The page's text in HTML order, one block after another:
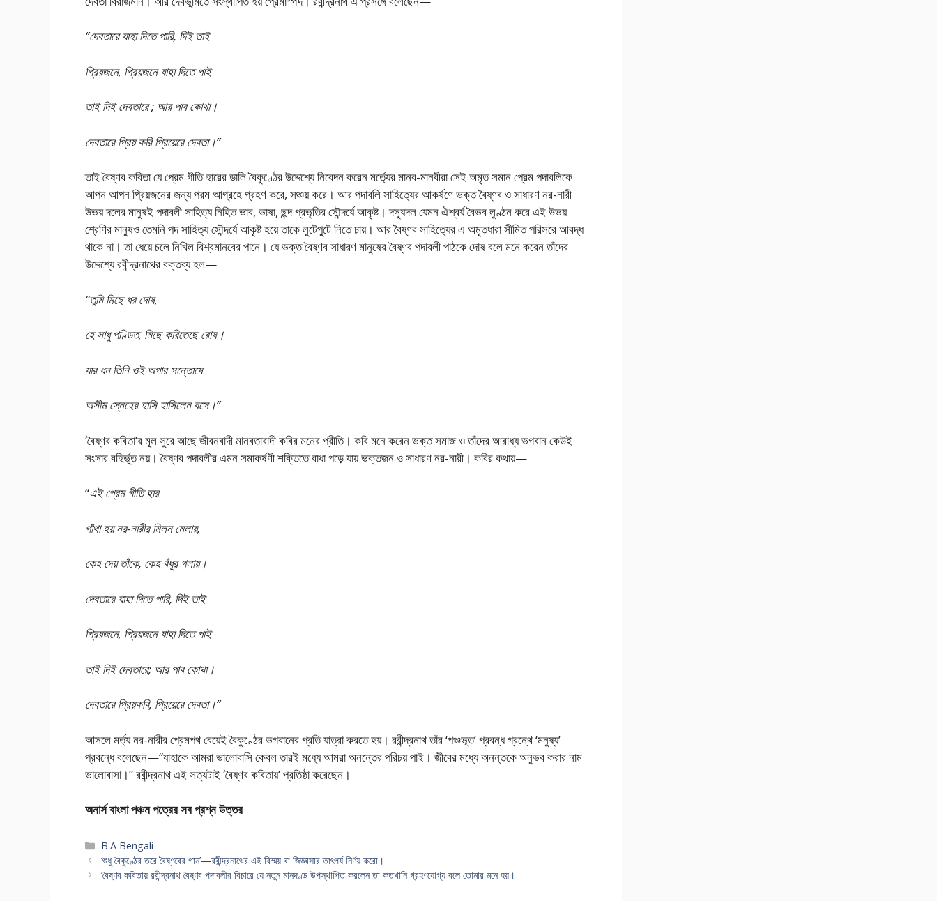
“দেবতারে যাহা দিতে পারি, দিই তাই
প্রিয়জনে, প্রিয়জনে যাহা দিতে পাই
তাই দিই দেবতারে ; আর পাব কোথা।
দেবতারে প্রিয় করি প্রিয়েরে দেবতা।”
তাই বৈষ্ণব কবিতা যে প্রেম গীতি হারের ডালি বৈকুণ্ঠের উদ্দেশ্যে নিবেদন করেন মর্ত্যের মানব-মানবীরা সেই অমৃত সমান প্রেম পদাবলিকে
আপন আপন প্রিয়জনের জন্য পরম আগ্রহে গ্রহণ করে, সঞ্চয় করে। আর পদাবলি সাহিত্যের আকর্ষণে ভক্ত বৈষ্ণব ও সাধারণ নর-নারী
উভয় দলের মানুষই পদাবলী সাহিত্য নিহিত ভাব, ভাষা, ছন্দ প্রভৃতির সৌন্দর্যে আকৃষ্ট। দস্যুদল যেমন ঐশ্বর্য বৈভব লুণ্ঠন করে এই উভয়
শ্রেণির মানুষও তেমনি পদ সাহিত্য সৌন্দর্যে আকৃষ্ট হয়ে তাকে লুটেপুটে নিতে চায়। আর বৈষ্ণব সাহিত্যের এ অমৃতধারা সীমিত পরিসরে আবদ্ধ
থাকে না। তা ধেয়ে চলে নিখিল বিশ্বমানবের পানে। যে ভক্ত বৈষ্ণব সাধারণ মানুষের বৈষ্ণব পদাবলী পাঠকে দোষ বলে মনে করেন তাঁদের
উদ্দেশ্যে রবীন্দ্রনাথের বক্তব্য হল—
“তুমি মিছে ধর দোষ,
হে সাধু পণ্ডিত, মিছে করিতেছে রোষ।
যার ধন তিনি ওই অপার সন্তোষে
অসীম স্নেহের হাসি হাসিলেন বসে।”
‘বৈষ্ণব কবিতা’র মূল সুরে আছে জীবনবাদী মানবতাবাদী কবির মনের প্রীতি। কবি মনে করেন ভক্ত সমাজ ও তাঁদের আরাধ্য ভগবান কেউই
সংসার বহির্ভূত নয়। বৈষ্ণব পদাবলীর এমন সমাকর্ষণী শক্তিতে বাধা পড়ে যায় ভক্তজন ও সাধারণ নর-নারী। কবির কথায়—
“এই প্রেম গীতি হার
গাঁথা হয় নর-নারীর মিলন মেলায়,
কেহ দেয় তাঁকে, কেহ বঁধূর গলায়।
দেবতারে যাহা দিতে পারি, দিই তাই
প্রিয়জনে, প্রিয়জনে যাহা দিতে পাই
তাই দিই দেবতারে; আর পাব কোথা।
দেবতারে প্রিয়কবি, প্রিয়েরে দেবতা।”
আসলে মর্ত্য নর-নারীর প্রেমপথ বেয়েই বৈকুণ্ঠের ভগবানের প্রতি যাত্রা করতে হয়। রবীন্দ্রনাথ তাঁর ‘পঞ্চভূত’ প্রবন্ধ গ্রন্থে ‘মনুষ্য’
প্রবন্ধে বলেছেন—“যাহাকে আমরা ভালোবাসি কেবল তারই মধ্যে আমরা অনন্তের পরিচয় পাই। জীবের মধ্যে অনন্তকে অনুভব করার নাম
ভালোবাসা।” রবীন্দ্রনাথ এই সত্যটাই ‘বৈষ্ণব কবিতায়’ প্রতিষ্ঠা করেছেন।
অনার্স বাংলা পঞ্চম পত্রের সব প্রশ্ন উত্তর
Categories
B.A Bengali
‘শুধু বৈকুণ্ঠের তরে বৈষ্ণবের গান’—রবীন্দ্রনাথের এই বিস্ময় বা জিজ্ঞাসার তাৎপর্য নির্ণয় করো।
‘বৈষ্ণব কবিতায় রবীন্দ্রনাথ বৈষ্ণব পদাবলীর বিচারে যে নতুন মানদণ্ড উপস্থাপিত করলেন তা কতখানি গ্রহণযোগ্য বলে তোমার মনে হয়।